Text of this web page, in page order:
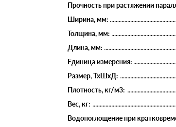
Прочность при растяжении
Ширина, мм:
Толщина, мм:
Длина, мм:
Единица измерения:
Размер, ТхШхД:
Плотность, кг/м3:
Вес, кг:
Водопоглощение при